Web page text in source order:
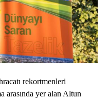
rekortmenleri
arasında yer alan Altun